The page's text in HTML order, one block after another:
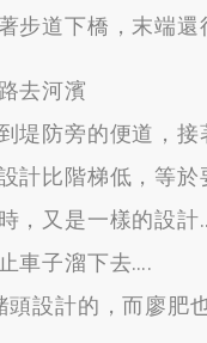
步道下橋 ， 末端還
去河濱
堤防旁的便道 ， 接
計比階梯低 ， 等於
， 又是一樣的設計
車子溜下去….
頭設計的 ，而廖肥